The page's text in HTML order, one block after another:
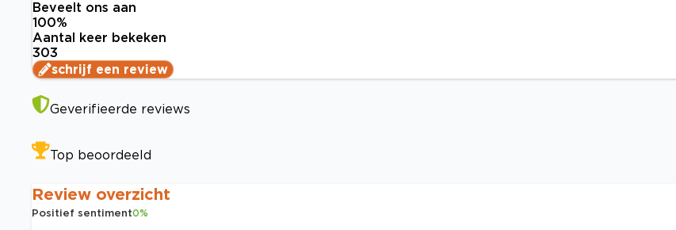
Beveelt ons aan
100%
Aantal keer bekeken
303
schrijf een review
Geverifieerde reviews
Top beoordeeld
Review overzicht
Positief sentiment0%